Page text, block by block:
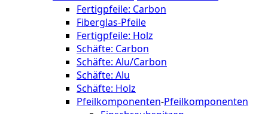
Fertigpfeile: Carbon
Fiberglas-Pfeile
Fertigpfeile: Holz
Schäfte: Carbon
Schäfte: Alu/Carbon
Schäfte: Alu
Schäfte: Holz
Pfeilkomponenten-Pfeilkomponenten